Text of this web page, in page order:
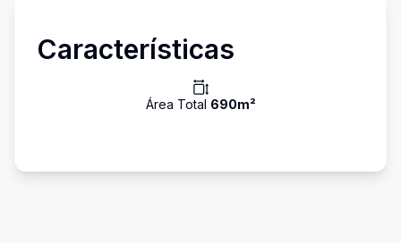
Características
Área Total 690m²